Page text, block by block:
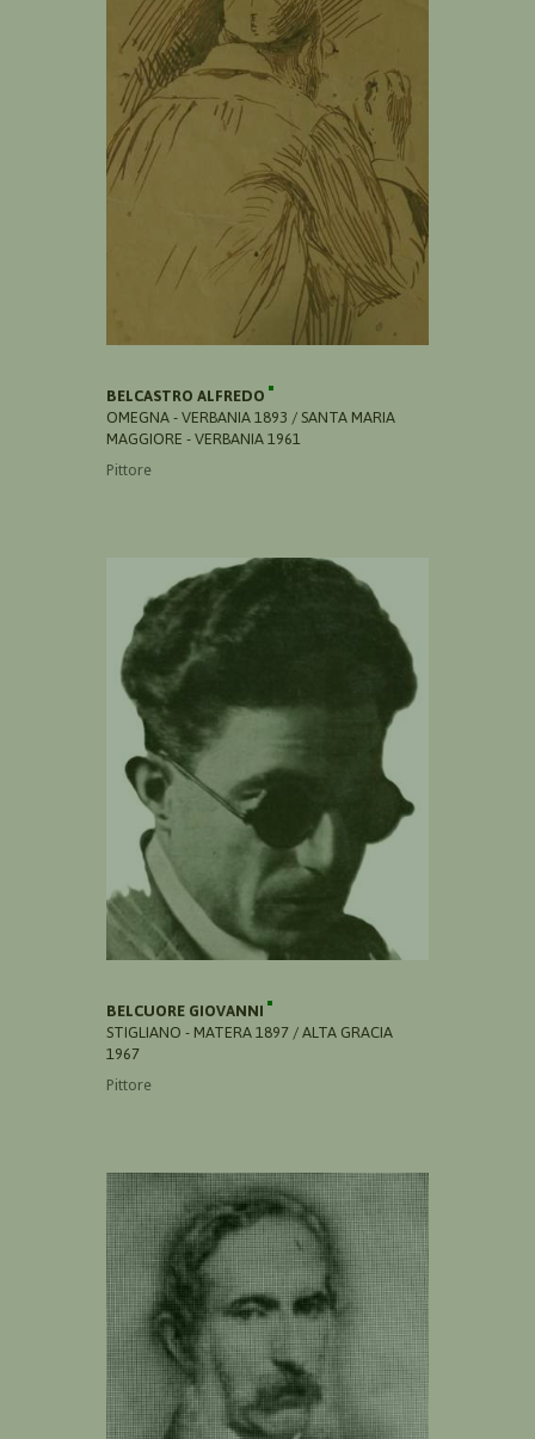
BELCASTRO ALFREDO
OMEGNA - VERBANIA 1893 / SANTA MARIA
MAGGIORE - VERBANIA 1961
Pittore
BELCUORE GIOVANNI
STIGLIANO - MATERA 1897 / ALTA GRACIA
1967
Pittore